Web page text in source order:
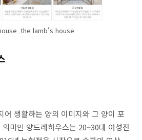
lamb's house
어 생활하는 양의 이미지와 그 양이 포
미인 양드레하우스는 20~30대 여성전